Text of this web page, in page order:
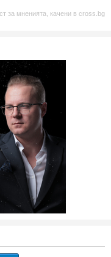
за мненията, качени в cross.bg